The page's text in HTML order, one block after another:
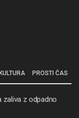
KULTURA PROSTI ČAS
zaliva z odpadno